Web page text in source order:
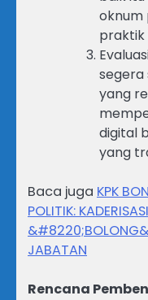
oknum
praktik
segera
yang
digital
yang
Baca juga KPK
POLITIK:
JABATAN
Rencana